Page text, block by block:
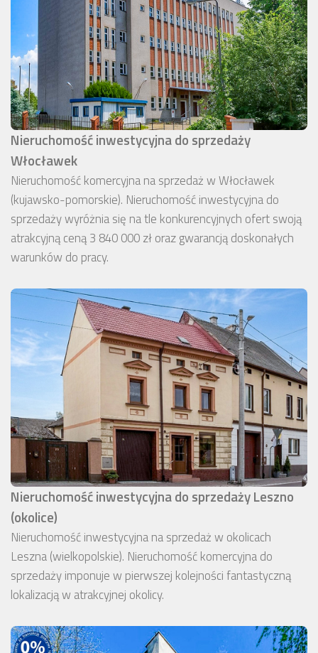
Nieruchomość inwestycyjna do sprzedaży
Włocławek
Nieruchomość komercyjna na sprzedaż w Włocławek
(kujawsko-pomorskie). Nieruchomość inwestycyjna do
sprzedaży wyróżnia się na tle konkurencyjnych ofert swoją
atrakcyjną ceną 3 840 000 zł oraz gwarancją doskonałych
warunków do pracy.
Nieruchomość inwestycyjna do sprzedaży Leszno
(okolice)
Nieruchomość inwestycyjna na sprzedaż w okolicach
Leszna (wielkopolskie). Nieruchomość komercyjna do
sprzedaży imponuje w pierwszej kolejności fantastyczną
lokalizacją w atrakcyjnej okolicy.